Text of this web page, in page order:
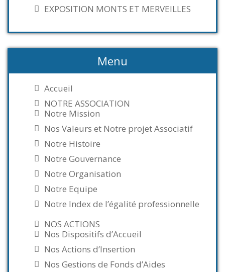
EXPOSITION MONTS ET MERVEILLES
Menu
Accueil
NOTRE ASSOCIATION
Notre Mission
Nos Valeurs et Notre projet Associatif
Notre Histoire
Notre Gouvernance
Notre Organisation
Notre Equipe
Notre Index de l’égalité professionnelle
NOS ACTIONS
Nos Dispositifs d’Accueil
Nos Actions d’Insertion
Nos Gestions de Fonds d’Aides